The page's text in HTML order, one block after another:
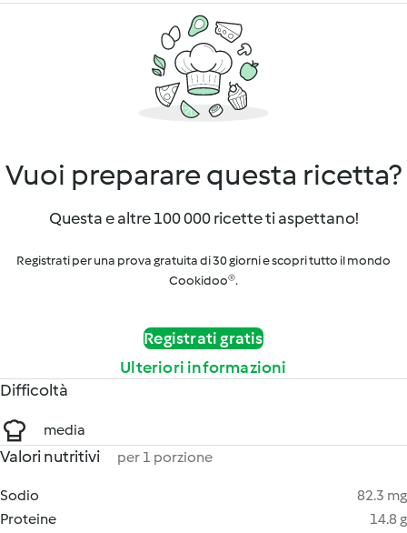
Vuoi preparare questa ricetta?
Questa e altre 100 000 ricette ti aspettano!
Registrati per una prova gratuita di 30 giorni e scopri tutto il mondo
Cookidoo®.
Registrati gratis
Ulteriori informazioni
Difficoltà
media
Valori nutritivi per 1 porzione
Sodio
82.3 mg
Proteine
14.8 g